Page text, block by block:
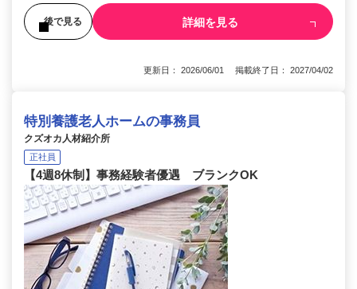
後で見る 詳細を見る
更新日： 2026/06/01 掲載終了日： 2027/04/02
特別養護老人ホームの事務員
クズオカ人材紹介所
正社員
【4週8休制】事務経験者優遇 ブランクOK